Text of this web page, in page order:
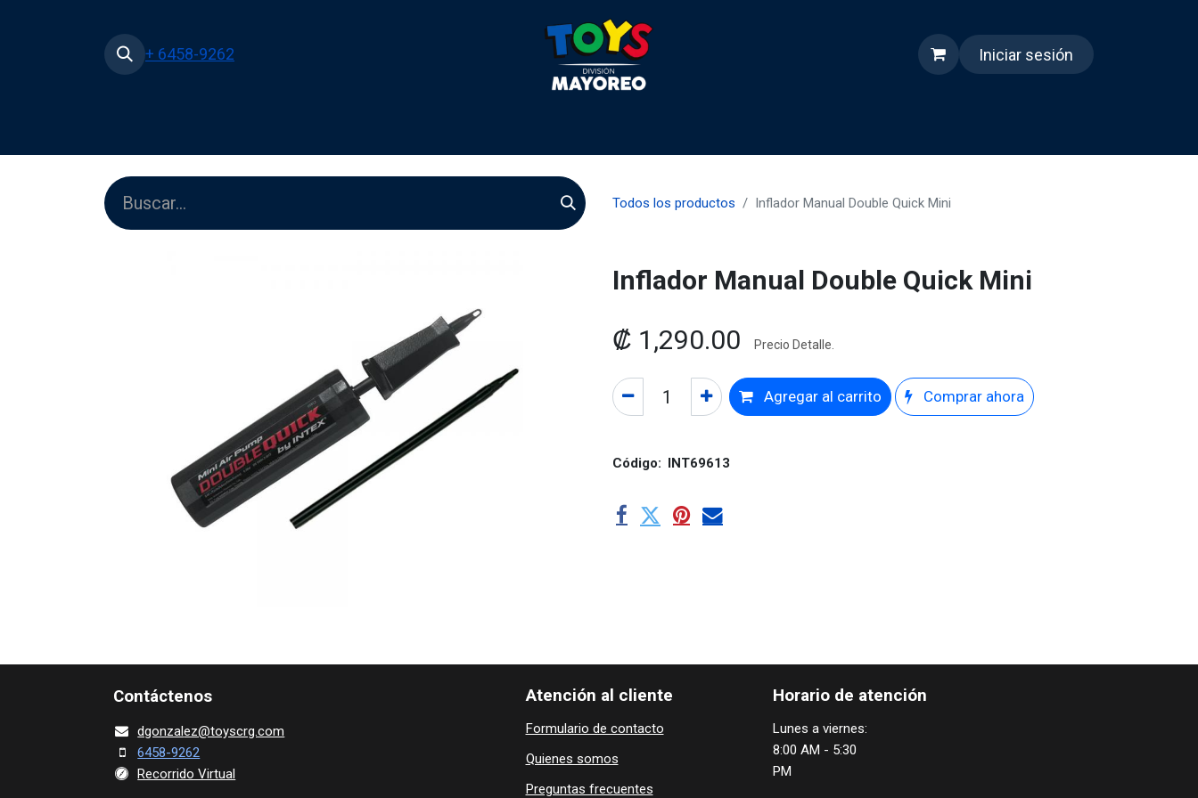
+ 6458-9262 Iniciar sesión
Todos los productos Inflador Manual Double Quick Mini
Inflador Manual Double Quick Mini
₡ 1,290.00 Precio Detalle.
Agregar al carrito Comprar ahora
Código: INT69613
Contácte​nos
dgonza​lez@toy​scrg.c​o​m
6458-9262
Recorrido Virtual
Horario de atención
Lunes a viernes:
8:00 AM - 5:30
PM
Atención al cliente
Formulario de contacto
Quienes ​som​​​os
Preguntas frecuentes